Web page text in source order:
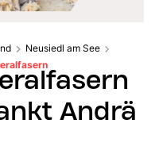
Neusiedl am See
Andrä